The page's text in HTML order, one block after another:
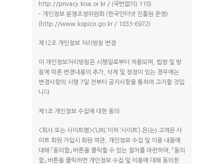
http://privacy.kisa.or.kr / (국번없이) 118)
– 개인정보 분쟁조정위원회 (한국인터넷 진흥원 운영)
(http://www.kopico.go.kr / 1833-6972)
제12조 개인정보 처리방침 변경
이 개인정보처리방침은 시행일로부터 적용되며, 법령 및 방
침에 따른 변경내용의 추가, 삭제 및 정정이 있는 경우에는
변경사항의 시행 7일 전부터 공지사항을 통하여 고지할 것입
니다.
제1조 개인정보 수집에 대한 동의
<회사 또는 사이트명>(‘URL’이하 ‘사이트’) 은(는) 고객은 사
이트 회원 가입시 회원 약관, 개인정보 수집 및 이용 내용에
대해 「동의함」 버튼을 클릭할 수 있는 절차를 마련하여, 「동의
함」 버튼을 클릭하면 개인정보 수집 및 이용에 대해 동의한